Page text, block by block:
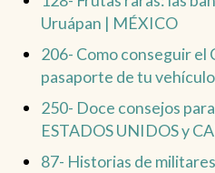
Uruápan | MÉXICO
206- Como conseguir el
pasaporte de tu vehículo
250- Doce consejos
ESTADOS UNIDOS y
87- Historias de